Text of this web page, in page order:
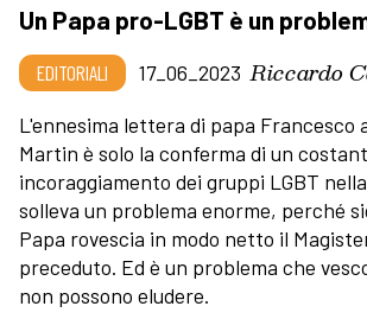
Un Papa pro-LGBT è un
EDITORIALI 17_06_2023 Riccardo
L'ennesima lettera di papa Francesco
Martin è solo la conferma di un
incoraggiamento dei gruppi LGBT
solleva un problema enorme, perché
Papa rovescia in modo netto il
preceduto. Ed è un problema che
non possono eludere.